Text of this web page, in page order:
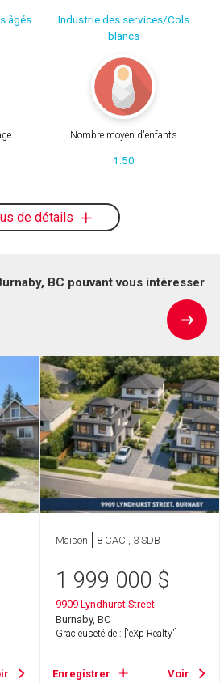
âgés
Industrie des services/Cols
blancs
Nombre moyen d'enfants
1.50
de détails
BC pouvant vous intéresser
Maison 8 CAC , 3 SDB
1 999 000 $
9909 Lyndhurst Street
Burnaby, BC
Gracieuseté de : ['eXp Realty']
Enregistrer Voir